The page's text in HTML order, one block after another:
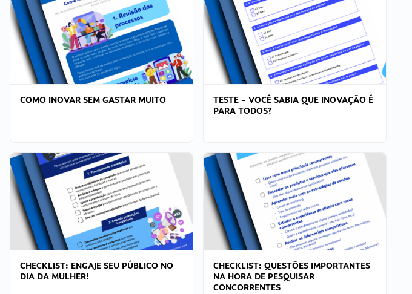
COMO INOVAR SEM GASTAR MUITO
TESTE – VOCÊ SABIA QUE INOVAÇÃO É
PARA TODOS?
CHECKLIST: ENGAJE SEU PÚBLICO NO
DIA DA MULHER!
CHECKLIST: QUESTÕES IMPORTANTES
NA HORA DE PESQUISAR
CONCORRENTES